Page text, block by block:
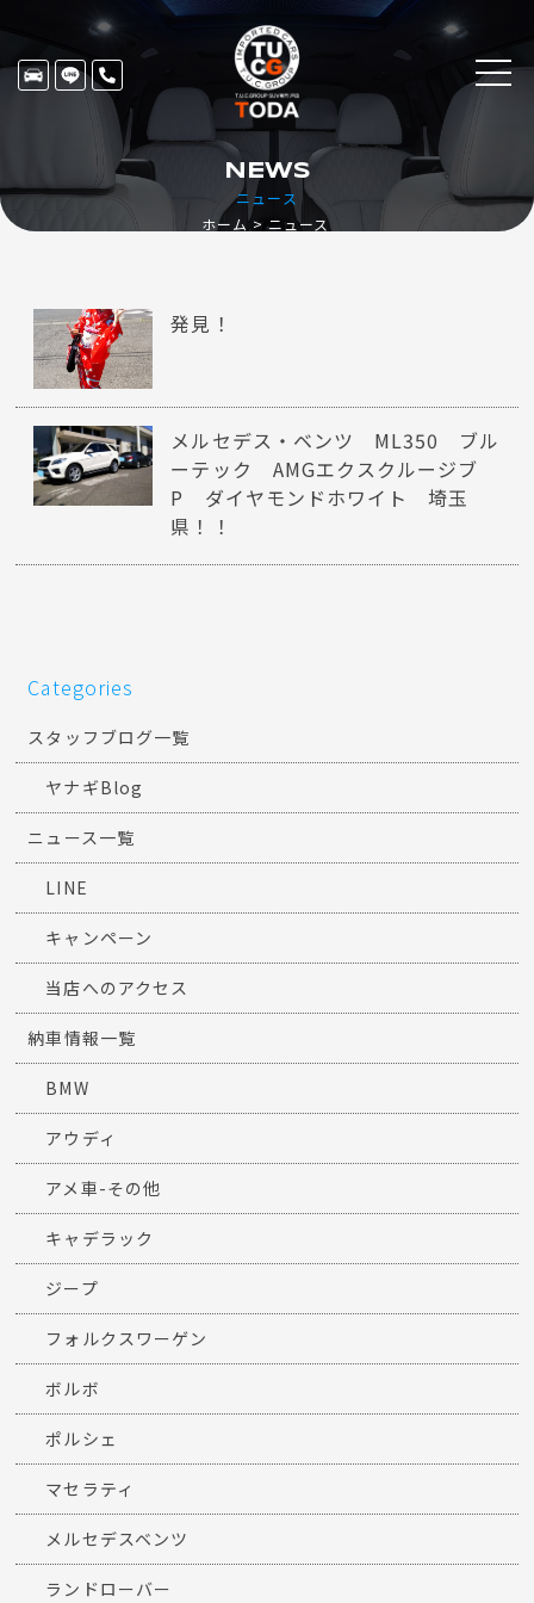
ニュース
NEWS
ホーム ニュース
発見！
メルセデス・ベンツ ML350 ブル
ーテック AMGエクスクルージブ
P ダイヤモンドホワイト 埼玉
県！！
Categories
スタッフブログ一覧
ヤナギBlog
ニュース一覧
LINE
キャンペーン
当店へのアクセス
納車情報一覧
BMW
アウディ
アメ車-その他
キャデラック
ジープ
フォルクスワーゲン
ボルボ
ポルシェ
マセラティ
メルセデスベンツ
ランドローバー